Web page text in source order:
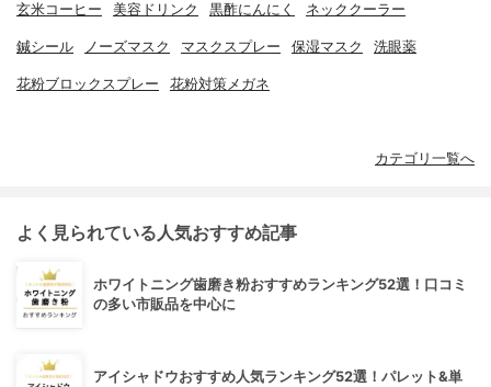
玄米コーヒー 美容ドリンク 黒酢にんにく ネッククーラー
鍼シール ノーズマスク マスクスプレー 保湿マスク 洗眼薬
花粉ブロックスプレー 花粉対策メガネ
カテゴリ一覧へ
よく見られている人気おすすめ記事
ホワイトニング歯磨き粉おすすめランキング52選！口コミ
の多い市販品を中心に
アイシャドウおすすめ人気ランキング52選！パレット&単